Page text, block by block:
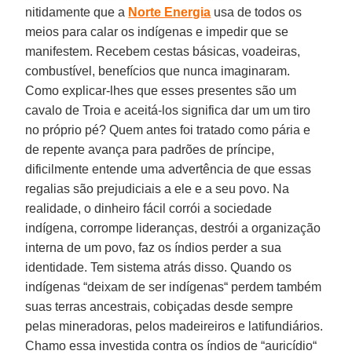
nitidamente que a Norte Energia usa de todos os
meios para calar os indígenas e impedir que se
manifestem. Recebem cestas básicas, voadeiras,
combustível, benefícios que nunca imaginaram.
Como explicar-lhes que esses presentes são um
cavalo de Troia e aceitá-los significa dar um um tiro
no próprio pé? Quem antes foi tratado como pária e
de repente avança para padrões de príncipe,
dificilmente entende uma advertência de que essas
regalias são prejudiciais a ele e a seu povo. Na
realidade, o dinheiro fácil corrói a sociedade
indígena, corrompe lideranças, destrói a organização
interna de um povo, faz os índios perder a sua
identidade. Tem sistema atrás disso. Quando os
indígenas “deixam de ser indígenas“ perdem também
suas terras ancestrais, cobiçadas desde sempre
pelas mineradoras, pelos madeireiros e latifundiários.
Chamo essa investida contra os índios de “auricídio“